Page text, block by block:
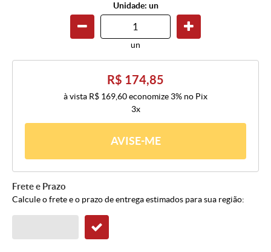
Unidade: un
un
R$ 174,85
à vista R$ 169,60economize 3% no Pix
3x
AVISE-ME
Frete e Prazo
Calcule o frete e o prazo de entrega estimados para sua região: